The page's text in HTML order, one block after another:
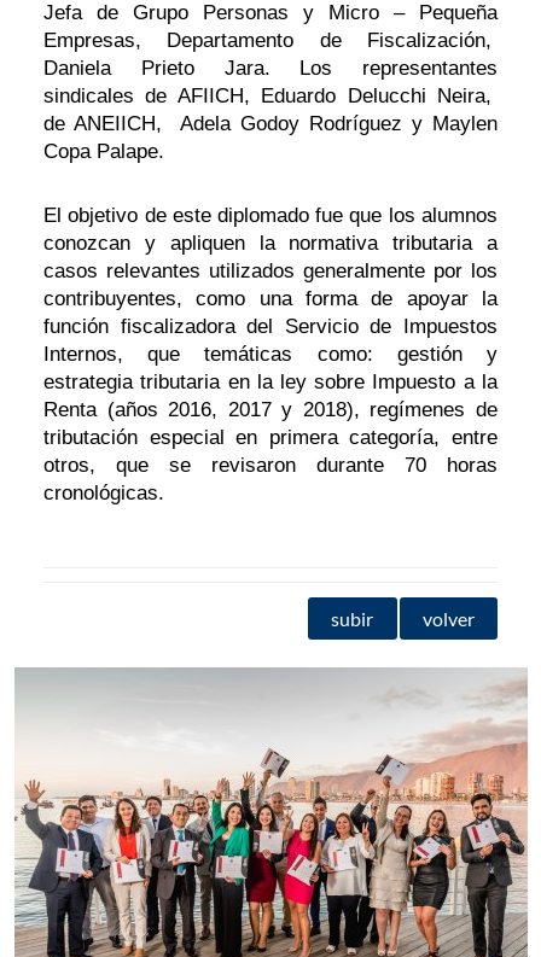
Jefa de Grupo Personas y Micro – Pequeña
Empresas, Departamento de Fiscalización,
Daniela Prieto Jara. Los representantes
sindicales de AFIICH, Eduardo Delucchi Neira,
de ANEIICH, Adela Godoy Rodríguez y Maylen
Copa Palape.
El objetivo de este diplomado fue que los alumnos
conozcan y apliquen la normativa tributaria a
casos relevantes utilizados generalmente por los
contribuyentes, como una forma de apoyar la
función fiscalizadora del Servicio de Impuestos
Internos, que temáticas como: gestión y
estrategia tributaria en la ley sobre Impuesto a la
Renta (años 2016, 2017 y 2018), regímenes de
tributación especial en primera categoría, entre
otros, que se revisaron durante 70 horas
cronológicas.
subir volver